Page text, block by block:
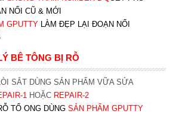
NỐI CŨ & MỚI
GPUTTY LÀM ĐẸP LẠI ĐOẠN NỐI
BÊ TÔNG BỊ RỖ
SẮT DÙNG SẢN PHẨM VỮA SỬA
1HOẶC REPAIR-2
TỔ ONG DÙNG SẢN PHẨM GPUTTY